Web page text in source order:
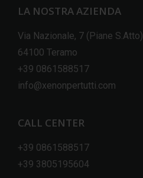
LA NOSTRA AZIENDA
Via Nazionale, 7 (Piane S.Atto)
64100 Teramo
+39 0861588517
info@xenonpertutti.com
CALL CENTER
+39 0861588517
+39 3805195604